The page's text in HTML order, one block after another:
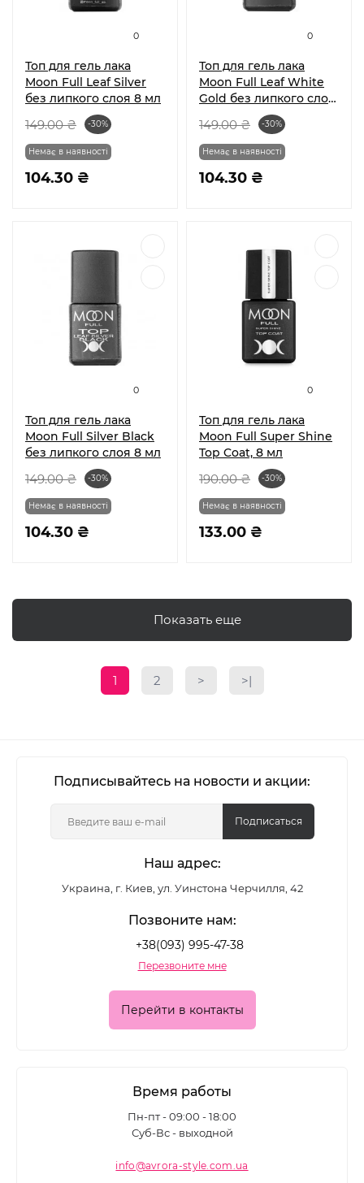
0
Топ для гель лака
Moon Full Leaf Silver
без липкого слоя 8 мл
149.00 ₴ -30%
104.30 ₴
Немає в наявності
0
Топ для гель лака
Moon Full Leaf White
Gold без липкого слоя
149.00 ₴ -30%
104.30 ₴
Немає в наявності
0
Топ для гель лака
Moon Full Silver Black
без липкого слоя 8 мл
149.00 ₴ -30%
104.30 ₴
Немає в наявності
0
Топ для гель лака
Moon Full Super Shine
Top Coat, 8 мл
190.00 ₴ -30%
133.00 ₴
Немає в наявності
Показать еще
1 2 > >|
Подписывайтесь на новости и акции:
Подписаться
Наш адрес:
Украина, г. Киев, ул. Уинстона Черчилля, 42
Позвоните нам:
+38(093) 995-47-38
Перезвоните мне
Перейти в контакты
Время работы
Пн-пт - 09:00 - 18:00
Суб-Вс - выходной
info@avrora-style.com.ua